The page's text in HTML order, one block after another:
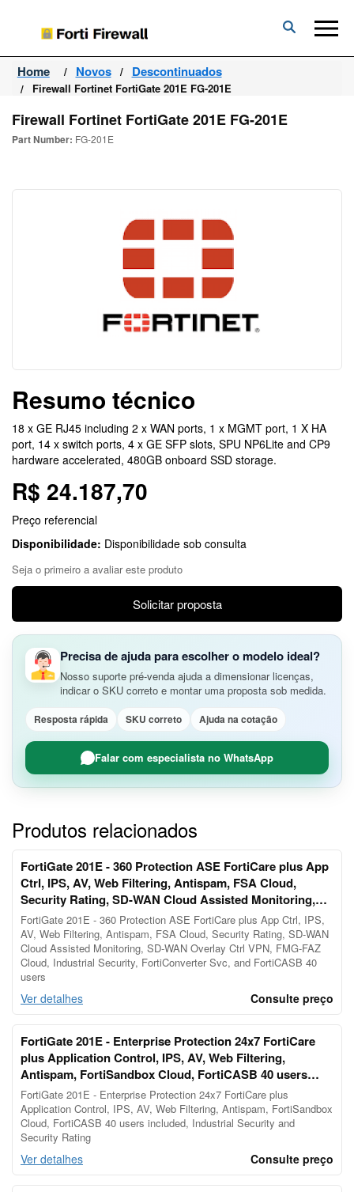
Forti
Firewall
Home Novos Descontinuados
Firewall Fortinet FortiGate 201E FG-201E
Firewall Fortinet FortiGate 201E FG-201E
Part Number: FG-201E
Resumo técnico
18 x GE RJ45 including 2 x WAN ports, 1 x MGMT port, 1 X HA
port, 14 x switch ports, 4 x GE SFP slots, SPU NP6Lite and CP9
hardware accelerated, 480GB onboard SSD storage.
R$ 24.187,70
Preço referencial
Disponibilidade: Disponibilidade sob consulta
Seja o primeiro a avaliar este produto
Solicitar proposta
Precisa de ajuda para escolher o modelo ideal?
Nosso suporte pré-venda ajuda a dimensionar licenças,
indicar o SKU correto e montar uma proposta sob medida.
Resposta rápida SKU correto Ajuda na cotação
Falar com especialista no WhatsApp
Produtos relacionados
FortiGate 201E - 360 Protection ASE FortiCare plus App
Ctrl, IPS, AV, Web Filtering, Antispam, FSA Cloud,
Security Rating, SD-WAN Cloud Assisted Monitoring,
SD-WAN Overlay Ctrl VPN, FMG-FAZ Cloud, Ind
FortiGate 201E - 360 Protection ASE FortiCare plus App Ctrl, IPS,
AV, Web Filtering, Antispam, FSA Cloud, Security Rating, SD-WAN
Cloud Assisted Monitoring, SD-WAN Overlay Ctrl VPN, FMG-FAZ
Cloud, Industrial Security, FortiConverter Svc, and FortiCASB 40
users
Ver detalhes Consulte preço
FortiGate 201E - Enterprise Protection 24x7 FortiCare
plus Application Control, IPS, AV, Web Filtering,
Antispam, FortiSandbox Cloud, FortiCASB 40 users
included, Industrial Security and Security Rati
FortiGate 201E - Enterprise Protection 24x7 FortiCare plus
Application Control, IPS, AV, Web Filtering, Antispam, FortiSandbox
Cloud, FortiCASB 40 users included, Industrial Security and
Security Rating
Ver detalhes Consulte preço